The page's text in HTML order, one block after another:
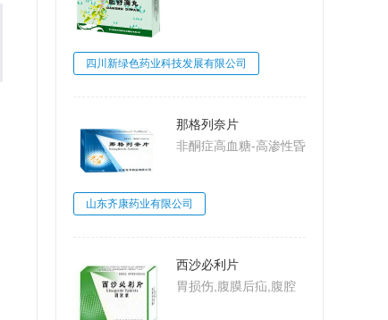
四川新绿色药业科技发展有限公司
那格列奈片
非酮症高血糖-高渗性昏
山东齐康药业有限公司
西沙必利片
胃损伤,腹膜后疝,腹腔